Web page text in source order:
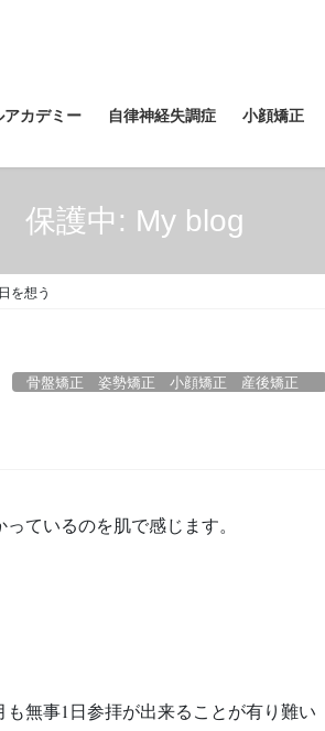
アカデミー 自律神経失調症 小顔矯正
保護中: My blog
を想う
骨盤矯正 姿勢矯正 小顔矯正 産後矯正
ているのを肌で感じます。
無事1日参拝が出来ることが有り難い